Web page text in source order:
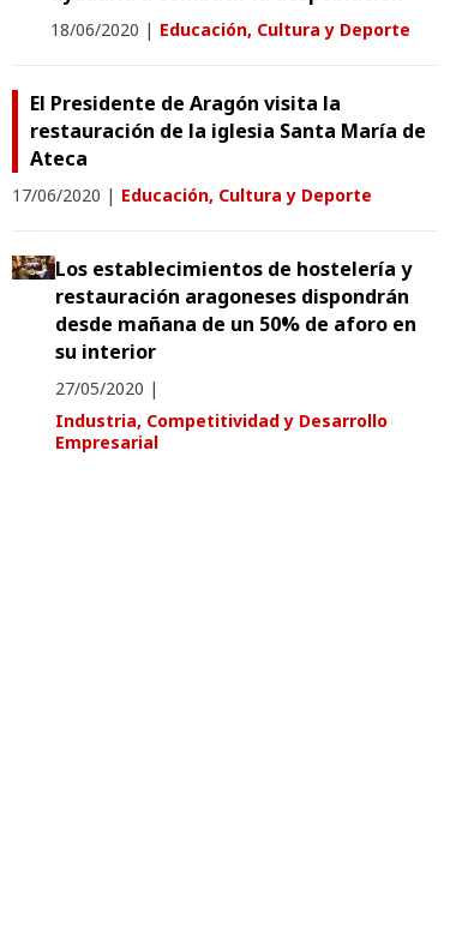
18/06/2020 | Educación, Cultura y Deporte
El Presidente de Aragón visita la
restauración de la iglesia Santa María de
Ateca
17/06/2020 | Educación, Cultura y Deporte
Los establecimientos de hostelería y
restauración aragoneses dispondrán
desde mañana de un 50% de aforo en
su interior
27/05/2020 |
Industria, Competitividad y Desarrollo
Empresarial